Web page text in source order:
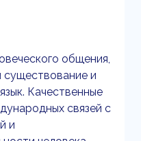
общения,
и
Качественные
связей с
и